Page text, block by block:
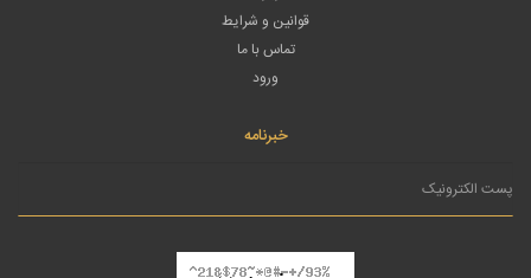
قوانین و شرایط
تماس با ما
ورود
خبرنامه